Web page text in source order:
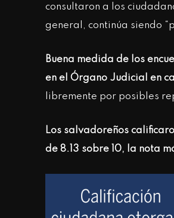
consultaron a los
general, continúa siendo
Buena medida de los
en el Órgano Judicial en
libremente por posibles
Los salvadoreños
de 8.13 sobre 10, la nota